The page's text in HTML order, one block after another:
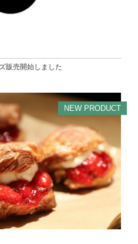
販売開始しました
NEW PRODUCT